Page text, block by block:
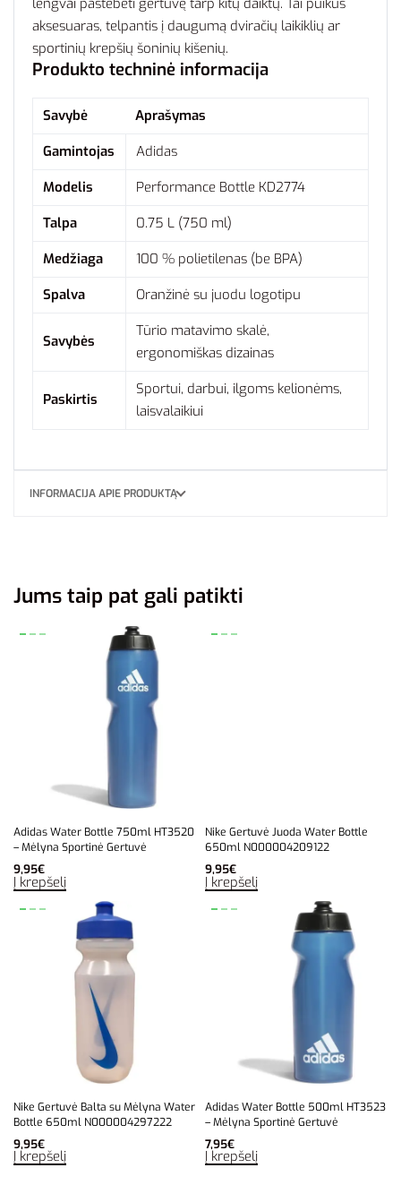
aksesuaras, telpantis į daugumą dviračių laikiklių ar
sportinių krepšių šoninių kišenių.
Produkto techninė informacija
Savybė
Aprašymas
Gamintojas
Adidas
Modelis
Performance Bottle KD2774
Talpa
0.75 L (750 ml)
Medžiaga
100 % polietilenas (be BPA)
Spalva
Oranžinė su juodu logotipu
Savybės
Tūrio matavimo skalė,
ergonomiškas dizainas
Paskirtis
Sportui, darbui, ilgoms kelionėms,
laisvalaikiui
INFORMACIJA APIE PRODUKTĄ
Jums taip pat gali patikti
Adidas Water Bottle 750ml HT3520
– Mėlyna Sportinė Gertuvė
9,95€
Į krepšelį
Nike Gertuvė Juoda Water Bottle
650ml N000004209122
9,95€
Į krepšelį
Nike Gertuvė Balta su Mėlyna Water
Bottle 650ml N000004297222
9,95€
Į krepšelį
Adidas Water Bottle 500ml HT3523
– Mėlyna Sportinė Gertuvė
7,95€
Į krepšelį